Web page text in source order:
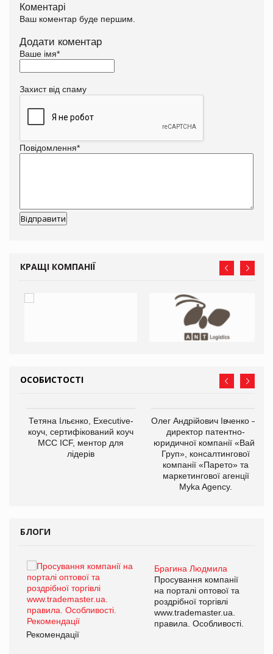
Коментарі
Ваш коментар буде першим.
Додати коментар
Ваше імя*
Захист від спаму
Повідомлення*
КРАЩІ КОМПАНІЇ
ОСОБИСТОСТІ
Тетяна Ільєнко, Executive-
коуч, сертифікований коуч
МСС ICF, ментор для
лідерів
Олег Андрійович Івченко —
директор патентно-
юридичної компанії «Вайз
Груп», консалтингової
компанії «Парето» та
маркетингової агенції
Myka Agency.
БЛОГИ
Брагина Людмила
Просування компанії
на порталі оптової та
роздрібної торгівлі
www.trademaster.ua.
правила. Особливості.
Рекомендації